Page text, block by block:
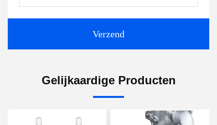
Verzend
Gelijkaardige Producten